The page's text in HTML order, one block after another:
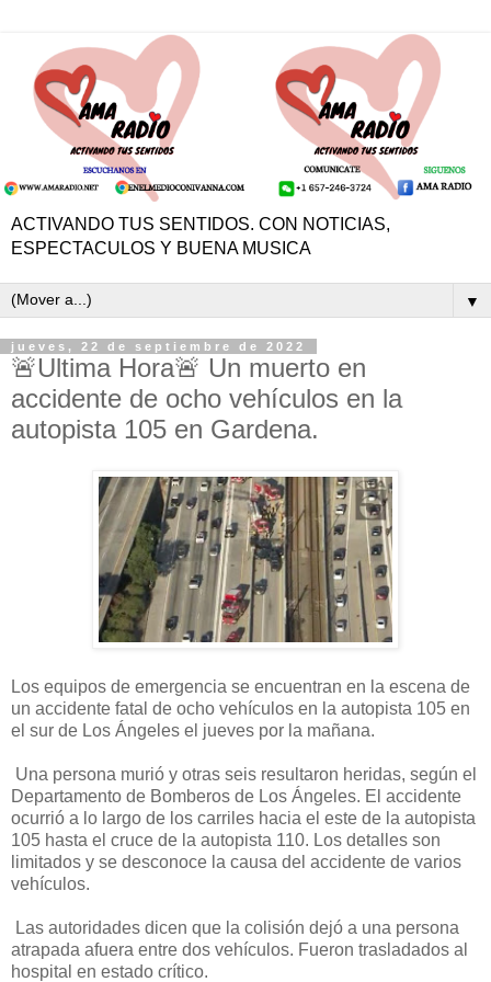
ACTIVANDO TUS SENTIDOS. CON NOTICIAS,
ESPECTACULOS Y BUENA MUSICA
▼
jueves, 22 de septiembre de 2022
🚨Ultima Hora🚨 Un muerto en
accidente de ocho vehículos en la
autopista 105 en Gardena.
Los equipos de emergencia se encuentran en la escena de
un accidente fatal de ocho vehículos en la autopista 105 en
el sur de Los Ángeles el jueves por la mañana.
Una persona murió y otras seis resultaron heridas, según el
Departamento de Bomberos de Los Ángeles. El accidente
ocurrió a lo largo de los carriles hacia el este de la autopista
105 hasta el cruce de la autopista 110. Los detalles son
limitados y se desconoce la causa del accidente de varios
vehículos.
Las autoridades dicen que la colisión dejó a una persona
atrapada afuera entre dos vehículos. Fueron trasladados al
hospital en estado crítico.